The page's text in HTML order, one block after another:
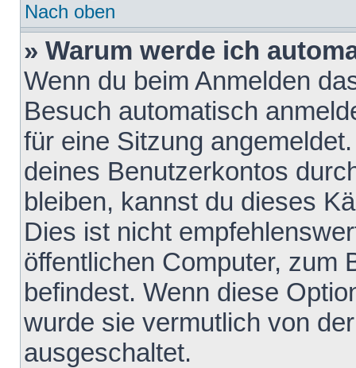
Nach oben
» Warum werde ich
Wenn du beim Anmelden
Besuch automatisch
für eine Sitzung
deines Benutzerkontos
bleiben, kannst du dieses
Dies ist nicht
öffentlichen Computer, zum
befindest. Wenn diese
wurde sie vermutlich von
ausgeschaltet.